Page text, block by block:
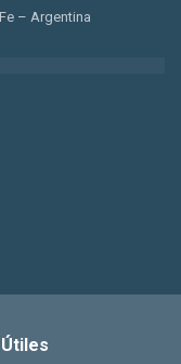
– Argentina